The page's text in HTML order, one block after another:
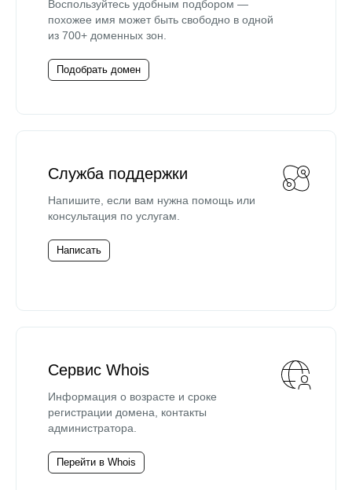
Воспользуйтесь удобным подбором —
похожее имя может быть свободно в одной
из 700+ доменных зон.
Подобрать домен
Служба поддержки
Напишите, если вам нужна помощь или
консультация по услугам.
Написать
Сервис Whois
Информация о возрасте и сроке
регистрации домена, контакты
администратора.
Перейти в Whois